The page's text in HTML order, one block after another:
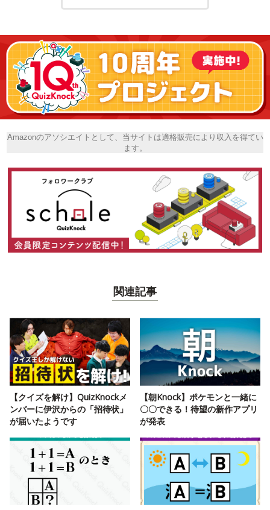
Amazonのアソシエイトとして、当サイトは適格販売により収入を得てい
ます。
関連記事
【クイズを解け】QuizKnockメ
ンバーに伊沢からの「招待状」
が届いたようです
【朝Knock】ポケモンと一緒に
〇〇できる！待望の新作アプリ
が発表